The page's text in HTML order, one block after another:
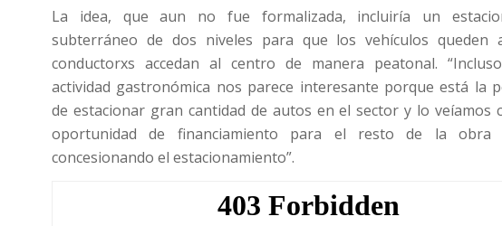
La idea, que aun no fue formalizada, incluiría un
subterráneo de dos niveles para que los vehículos queden
conductorxs accedan al centro de manera peatonal.
actividad gastronómica nos parece interesante porque está la
de estacionar gran cantidad de autos en el sector y lo veíamos
oportunidad de financiamiento para el resto de la obra
concesionando el estacionamiento”.